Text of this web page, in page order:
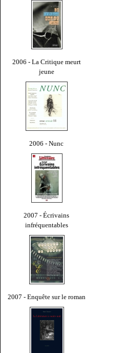
2006 - La Critique meurt
jeune
2006 - Nunc
2007 - Écrivains
infréquentables
2007 - Enquête sur le roman